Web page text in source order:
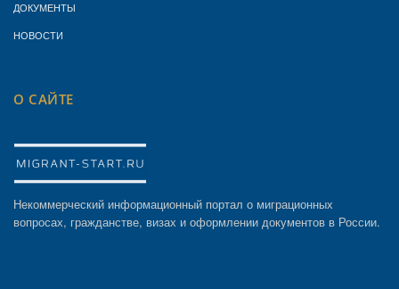
ДОКУМЕНТЫ
НОВОСТИ
О САЙТЕ
Некоммерческий информационный портал о миграционных
вопросах, гражданстве, визах и оформлении документов в России.